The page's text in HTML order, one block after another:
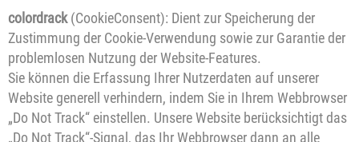
colordrack(CookieConsent): Dient zur Speicherung der
Zustimmung der Cookie-Verwendung sowie zur Garantie der
problemlosen Nutzung der Website-Features.
Sie können die Erfassung Ihrer Nutzerdaten auf unserer
Website generell verhindern, indem Sie in Ihrem Webbrowser
„Do Not Track“ einstellen. Unsere Website berücksichtigt das
„Do Not Track“-Signal, das Ihr Webbrowser dann an alle